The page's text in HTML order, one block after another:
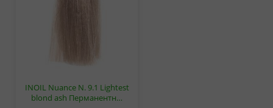
INOIL Nuance N. 9.1 Lightest
blond ash Перманентн…